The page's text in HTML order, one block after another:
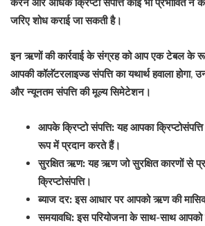
करने और अधिक क्रिप्टो संपत्ति कोई भी प्रभावित
जरिए शोध कराई जा सकती है।
इन ऋणों की कार्रवाई के संग्रह को आप एक टेबल के
आपकी कॉलॅटरलाइज्ड संपत्ति का यथार्थ हवाला होगा,
और न्यूनतम संपत्ति की मूल्य सिमेटेशन।
आपके क्रिप्टो संपत्ति:यह आपका
रूप में प्रदान करते हैं।
सुरक्षित ऋण:यह ऋण जो सुरक्षित कारणों से
क्रिप्टोसंपत्ति।
ब्याज दर:इस आधार पर आपको ऋण की मासिक
समयावधि:इस परियोजना के साथ-साथ